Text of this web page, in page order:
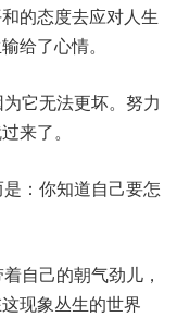
的态度去应对人生
给了心情。
它无法更坏。努力
来了。
：你知道自己要怎
自己的朝气劲儿，
现象丛生的世界